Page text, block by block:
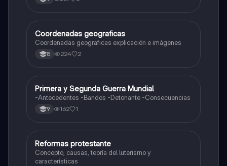
Sociales/Historia
Coordenadas geograficas
Coordenadas geograficas explicación e imágenes
8 224 2
Sociales/Historia
Primera y Segunda Guerra Mundial
-Antecedentes -Bandos -Detonante -Consecuencias
9 162 1
Sociales/Historia
Reformas protestante
Concepto, causas, teoría del luterismo y
características